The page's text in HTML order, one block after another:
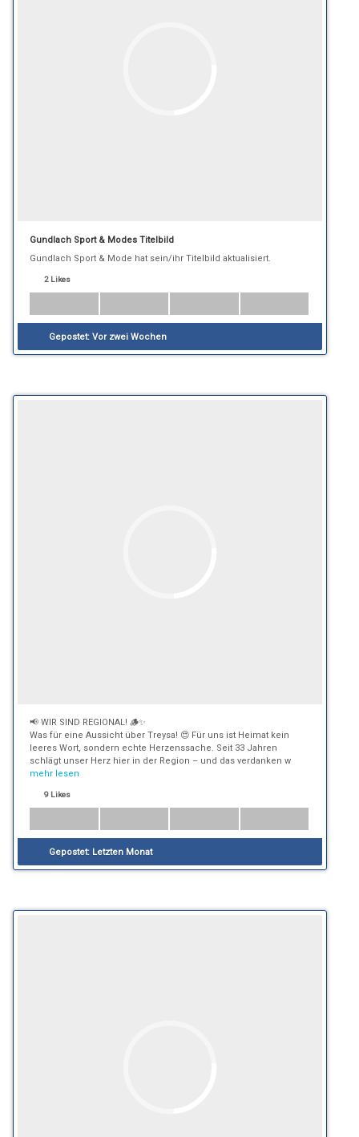
Gundlach Sport & Modes Titelbild
Gundlach Sport & Mode hat sein/ihr Titelbild aktualisiert.
2 Likes
Gepostet: Vor zwei Wochen
📢 WIR SIND REGIONAL! 🪵✨
Was für eine Aussicht über Treysa! 😍 Für uns ist Heimat kein
leeres Wort, sondern echte Herzenssache. Seit 33 Jahren
schlägt unser Herz hier in der Region – und das verdanken w
mehr lesen
9 Likes
Gepostet: Letzten Monat